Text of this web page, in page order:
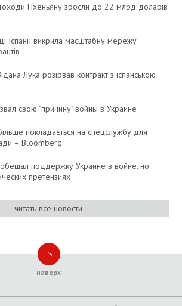
Пхеньяну зросли до 22 млрд доларів
Іспанії викрила масштабну мережу
Лука розірвав контракт з іспанською
свою "причину" войны в Украине
покладається на спецслужбу для
– Bloomberg
поддержку Украине в войне, но
претензиях
читать все новости
наверх